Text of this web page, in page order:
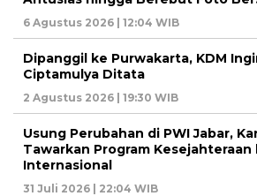
6 Agustus 2026 | 12:04 WIB
Dipanggil ke Purwakarta, KDM
Ciptamulya Ditata
2 Agustus 2026 | 19:30 WIB
Usung Perubahan di PWI Jabar,
Tawarkan Program Kesejahteraan
Internasional
31 Juli 2026 | 22:04 WIB